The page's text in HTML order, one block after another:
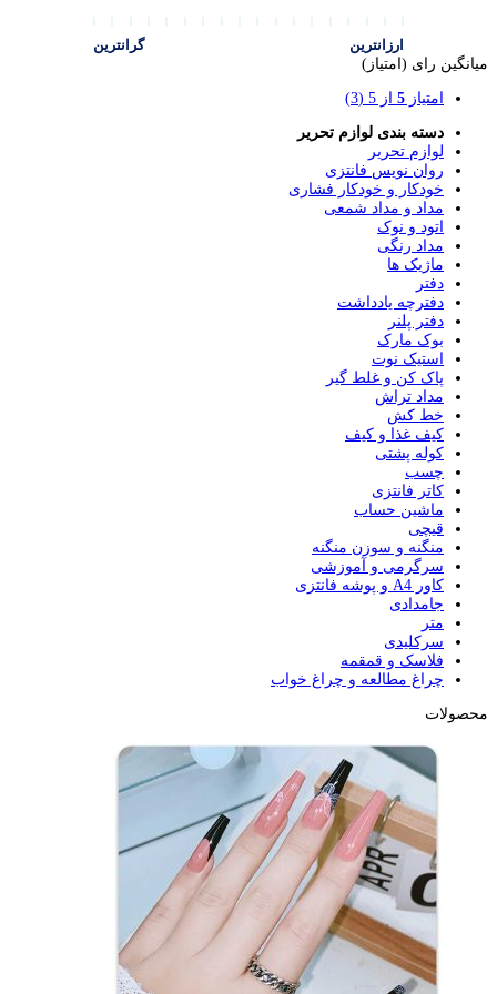
ارزانترین
گرانترین
میانگین رای (امتیاز)
امتیاز 5 از 5 (3)
دسته بندی لوازم تحریر
لوازم تحریر
روان نویس فانتزی
خودکار و خودکار فشاری
مداد و مداد شمعی
اتود و نوک
مداد رنگی
ماژیک ها
دفتر
دفترچه یادداشت
دفتر پلنر
بوک مارک
استیک نوت
پاک کن و غلط گیر
مداد تراش
خط کش
کیف غذا و کیف
کوله پشتی
چسب
کاتر فانتزی
ماشین حساب
قیچی
منگنه و سوزن منگنه
سرگرمی و آموزشی
کاور A4 و پوشه فانتزی
جامدادی
متر
سرکلیدی
فلاسک و قمقمه
چراغ مطالعه و چراغ خواب
محصولات